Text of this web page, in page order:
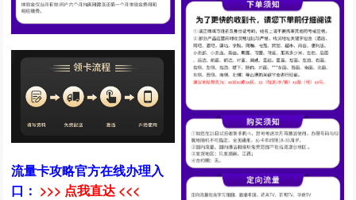
流量卡攻略官方在线办理入
口： >>> 点我直达 <<<